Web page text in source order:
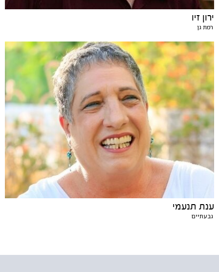
ירון זיו
רמת גן
ענת תנעמי
גבעתיים